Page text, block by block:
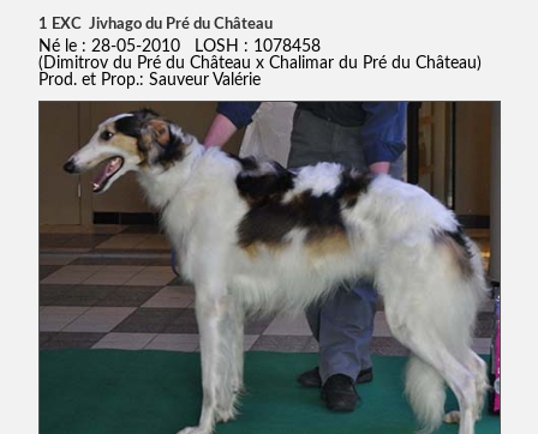
1 EXC Jivhago du Pré du Château
Né le : 28-05-2010 LOSH : 1078458
(Dimitrov du Pré du Château x Chalimar du Pré du Château)
Prod. et Prop.: Sauveur Valérie